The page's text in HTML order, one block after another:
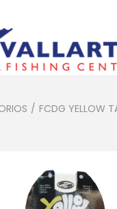
/ FCDG YELLOW